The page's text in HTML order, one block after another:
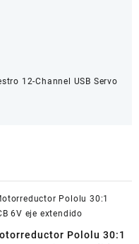
12-Channel USB Servo
Pololu 30:1